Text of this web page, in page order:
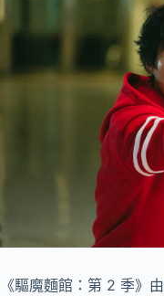
《驅魔麵館：第 2 季》